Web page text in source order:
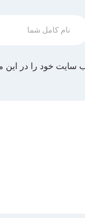
سایت خود را در این